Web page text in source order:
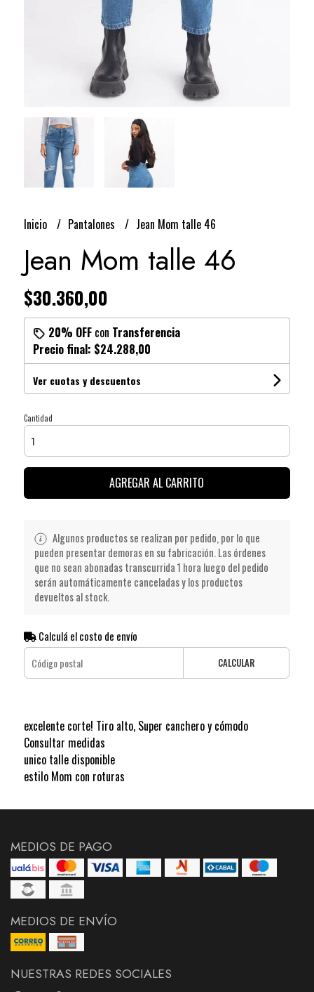
Inicio Pantalones Jean Mom talle 46
Jean Mom talle 46
$30.360,00
20% OFFcon Transferencia
Precio final: $24.288,00
Ver cuotas y descuentos
Cantidad
AGREGAR AL CARRITO
Algunos productos se realizan por pedido, por lo que
pueden presentar demoras en su fabricación. Las órdenes
que no sean abonadas transcurrida 1 hora luego del pedido
serán automáticamente canceladas y los productos
devueltos al stock.
Calculá el costo de envío
CALCULAR
excelente corte! Tiro alto, Super canchero y cómodo
Consultar medidas
unico talle disponible
estilo Mom con roturas
MEDIOS DE PAGO
MEDIOS DE ENVÍO
NUESTRAS REDES SOCIALES